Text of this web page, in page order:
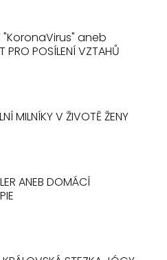
"KoronaVirus" aneb
PRO POSÍLENÍ VZTAHŮ
MILNÍKY V ŽIVOTĚ ŽENY
ANEB DOMÁCÍ